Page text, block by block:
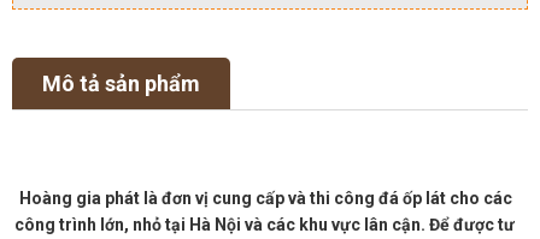
Mô tả sản phẩm
Hoàng gia phát là đơn vị cung cấp và thi công đá ốp lát cho các
công trình lớn, nhỏ tại Hà Nội và các khu vực lân cận. Để được tư